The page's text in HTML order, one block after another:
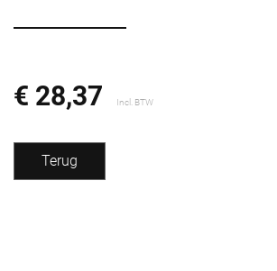
€ 28,37 Incl. BTW
Terug